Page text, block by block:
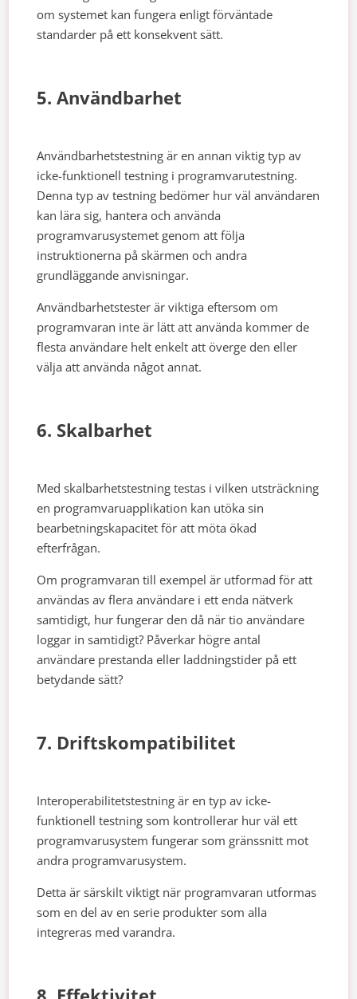
om systemet kan fungera enligt förväntade
standarder på ett konsekvent sätt.
5. Användbarhet
Användbarhetstestning är en annan viktig typ av
icke-funktionell testning i programvarutestning.
Denna typ av testning bedömer hur väl användaren
kan lära sig, hantera och använda
programvarusystemet genom att följa
instruktionerna på skärmen och andra
grundläggande anvisningar.
Användbarhetstester är viktiga eftersom om
programvaran inte är lätt att använda kommer de
flesta användare helt enkelt att överge den eller
välja att använda något annat.
6. Skalbarhet
Med skalbarhetstestning testas i vilken utsträckning
en programvaruapplikation kan utöka sin
bearbetningskapacitet för att möta ökad
efterfrågan.
Om programvaran till exempel är utformad för att
användas av flera användare i ett enda nätverk
samtidigt, hur fungerar den då när tio användare
loggar in samtidigt? Påverkar högre antal
användare prestanda eller laddningstider på ett
betydande sätt?
7. Driftskompatibilitet
Interoperabilitetstestning är en typ av icke-
funktionell testning som kontrollerar hur väl ett
programvarusystem fungerar som gränssnitt mot
andra programvarusystem.
Detta är särskilt viktigt när programvaran utformas
som en del av en serie produkter som alla
integreras med varandra.